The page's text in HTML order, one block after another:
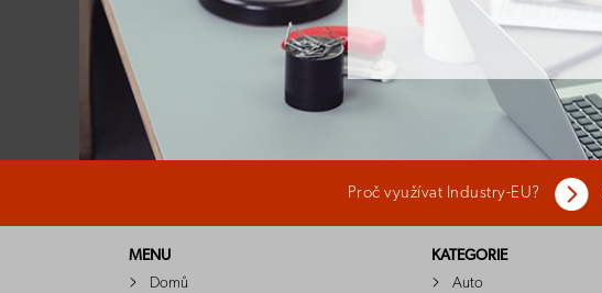
Proč využívat Industry-EU?
MENU
Domů
KATEGORIE
Auto